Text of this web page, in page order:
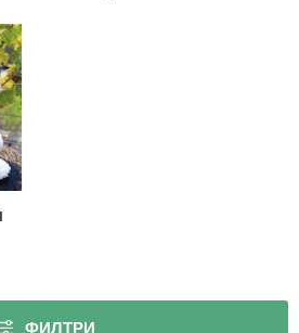
ФИЛТРИ